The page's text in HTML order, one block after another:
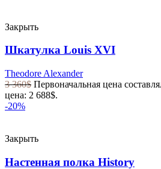
Закрыть
Шкатулка Louis XVI
Theodore Alexander
3 360$ Первоначальная цена
цена: 2 688$.
-20%
Закрыть
Настенная полка History